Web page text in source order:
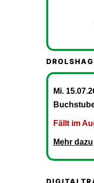
Mi.
Fällt im
Mehr dazu